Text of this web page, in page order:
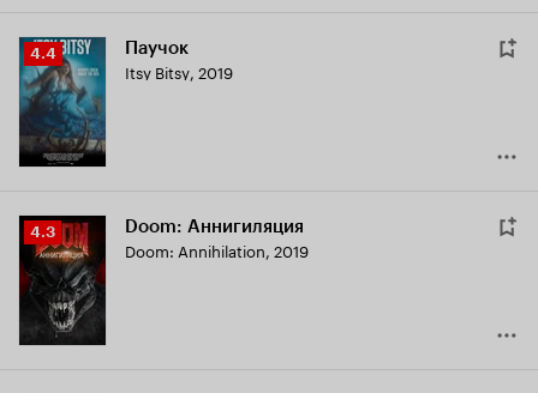
Рейтинг
Кинопоиска
4.4
4.4 Паучок
Itsy Bitsy, 2019
Рейтинг
Кинопоиска
4.3
4.3 Doom: Аннигиляция
Doom: Annihilation, 2019